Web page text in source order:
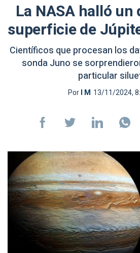
La NASA halló
superficie de
Científicos que procesan los
sonda Juno se
particular
PorI M 13/11/2024,